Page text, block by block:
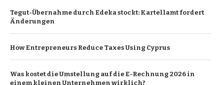
Tegut-Übernahme durch Edeka stockt: Kartellamt fordert
Änderungen
How Entrepreneurs Reduce Taxes Using Cyprus
Was kostet die Umstellung auf die E-Rechnung 2026 in
einem kleinen Unternehmen wirklich?